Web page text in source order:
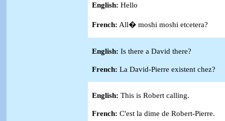
English: Hello
French: All� moshi moshi etcetera?
English: Is there a David there?
French: La David-Pierre existent chez?
English: This is Robert calling.
French: C'est la dime de Robert-Pierre.